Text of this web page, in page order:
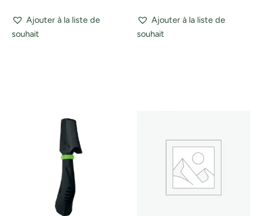
Ajouter à la liste de
souhait
Ajouter à la liste de
souhait